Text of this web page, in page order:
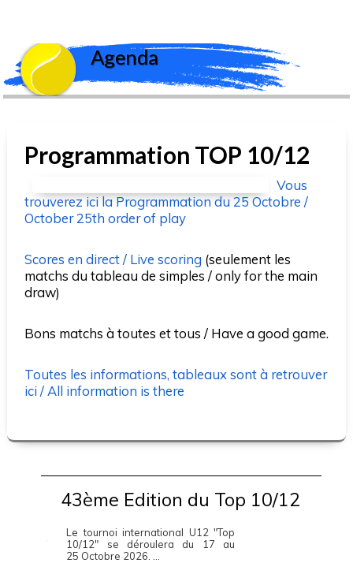
Agenda
Programmation TOP 10/12
Vous
trouverez ici la Programmation du 25 Octobre /
October 25th order of play
Scores en direct / Live scoring (seulement les
matchs du tableau de simples / only for the main
draw)
Bons matchs à toutes et tous / Have a good game.
Toutes les informations, tableaux sont à retrouver
ici / All information is there
43ème Edition du Top 10/12
Le tournoi international U12 "Top
10/12" se déroulera du 17 au
25 Octobre 2026. ...